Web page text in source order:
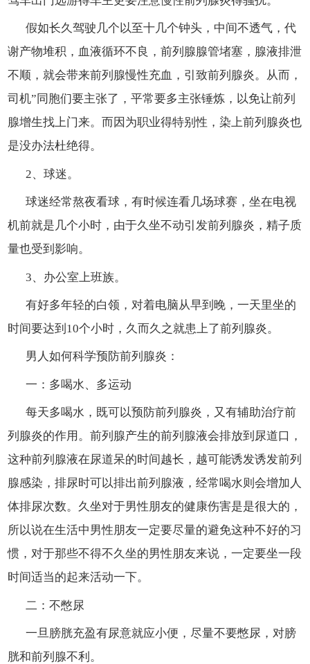
假如长久驾驶几个以至十几个钟头，中间不透气，代
谢产物堆积，血液循环不良，前列腺腺管堵塞，腺液排泄
不顺，就会带来前列腺慢性充血，引致前列腺炎。从而，
司机”同胞们要主张了，平常要多主张锤炼，以免让前列
腺增生找上门来。而因为职业得特别性，染上前列腺炎也
是没办法杜绝得。
2、球迷。
球迷经常熬夜看球，有时候连看几场球赛，坐在电视
机前就是几个小时，由于久坐不动引发前列腺炎，精子质
量也受到影响。
3、办公室上班族。
有好多年轻的白领，对着电脑从早到晚，一天里坐的
时间要达到10个小时，久而久之就患上了前列腺炎。
男人如何科学预防前列腺炎：
一：多喝水、多运动
每天多喝水，既可以预防前列腺炎，又有辅助治疗前
列腺炎的作用。前列腺产生的前列腺液会排放到尿道口，
这种前列腺液在尿道呆的时间越长，越可能诱发诱发前列
腺感染，排尿时可以排出前列腺液，经常喝水则会增加人
体排尿次数。久坐对于男性朋友的健康伤害是是很大的，
所以说在生活中男性朋友一定要尽量的避免这种不好的习
惯，对于那些不得不久坐的男性朋友来说，一定要坐一段
时间适当的起来活动一下。
二：不憋尿
一旦膀胱充盈有尿意就应小便，尽量不要憋尿，对膀
胱和前列腺不利。